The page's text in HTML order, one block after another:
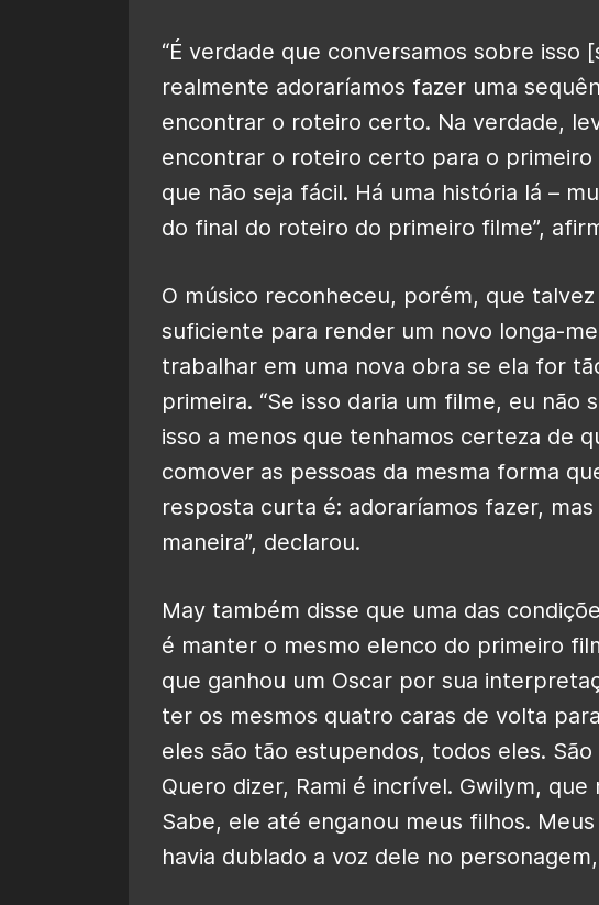
“É verdade que conversamos sobre isso
realmente adoraríamos fazer uma
encontrar o roteiro certo. Na verdade,
encontrar o roteiro certo para o
que não seja fácil. Há uma história lá –
do final do roteiro do primeiro filme”,
O músico reconheceu, porém, que
suficiente para render um novo longa-
trabalhar em uma nova obra se ela for
primeira. “Se isso daria um filme, eu não
isso a menos que tenhamos certeza de
comover as pessoas da mesma forma
resposta curta é: adoraríamos fazer,
maneira”, declarou.
May também disse que uma das
é manter o mesmo elenco do primeiro
que ganhou um Oscar por sua
ter os mesmos quatro caras de volta
eles são tão estupendos, todos eles.
Quero dizer, Rami é incrível. Gwilym,
Sabe, ele até enganou meus filhos.
havia dublado a voz dele no